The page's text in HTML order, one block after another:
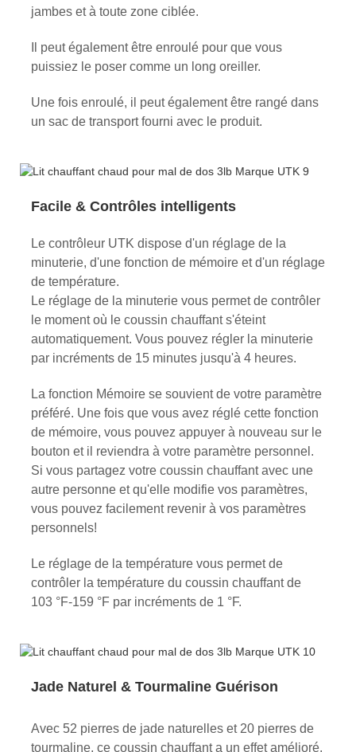
jambes et à toute zone ciblée.
Il peut également être enroulé pour que vous
puissiez le poser comme un long oreiller.
Une fois enroulé, il peut également être rangé dans
un sac de transport fourni avec le produit.
Facile & Contrôles intelligents
Le contrôleur UTK dispose d'un réglage de la
minuterie, d'une fonction de mémoire et d'un réglage
de température.
Le réglage de la minuterie vous permet de contrôler
le moment où le coussin chauffant s'éteint
automatiquement. Vous pouvez régler la minuterie
par incréments de 15 minutes jusqu'à 4 heures.
La fonction Mémoire se souvient de votre paramètre
préféré. Une fois que vous avez réglé cette fonction
de mémoire, vous pouvez appuyer à nouveau sur le
bouton et il reviendra à votre paramètre personnel.
Si vous partagez votre coussin chauffant avec une
autre personne et qu'elle modifie vos paramètres,
vous pouvez facilement revenir à vos paramètres
personnels!
Le réglage de la température vous permet de
contrôler la température du coussin chauffant de
103 °F-159 °F par incréments de 1 °F.
Jade Naturel & Tourmaline Guérison
Avec 52 pierres de jade naturelles et 20 pierres de
tourmaline, ce coussin chauffant a un effet amélioré.